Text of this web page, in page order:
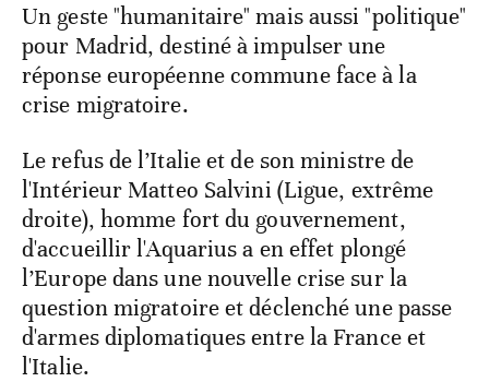
Un geste "humanitaire" mais aussi "politique"
pour Madrid, destiné à impulser une
réponse européenne commune face à la
crise migratoire.
Le refus de l’Italie et de son ministre de
l'Intérieur Matteo Salvini (Ligue, extrême
droite), homme fort du gouvernement,
d'accueillir l'Aquarius a en effet plongé
l’Europe dans une nouvelle crise sur la
question migratoire et déclenché une passe
d'armes diplomatiques entre la France et
l'Italie.